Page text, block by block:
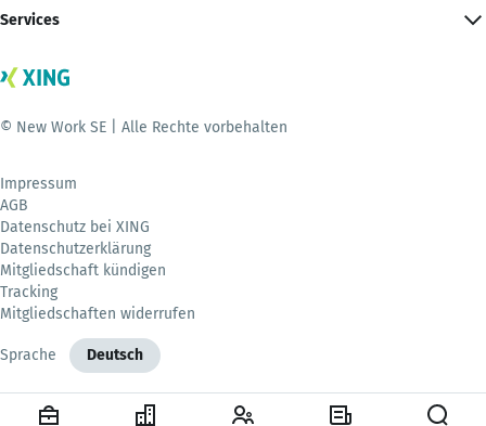
Services
© New Work SE | Alle Rechte vorbehalten
Impressum
AGB
Datenschutz bei XING
Datenschutzerklärung
Mitgliedschaft kündigen
Tracking
Mitgliedschaften widerrufen
Sprache Deutsch